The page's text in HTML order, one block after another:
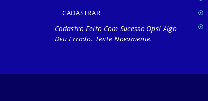
CADASTRAR
Cadastro Feito Com Sucesso Ops! Algo
Deu Errado. Tente Novamente.